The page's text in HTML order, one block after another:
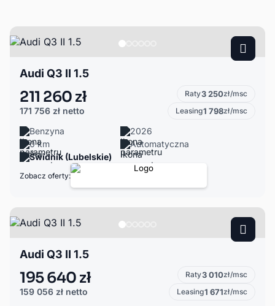
Audi Q3 II 1.5
211 260 zł
171 756 zł netto
Raty3 250zł/msc
Leasing1 798zł/msc
Benzyna
2026
0 km
Automatyczna
Świdnik (Lubelskie)
Zobacz oferty:
Audi Q3 II 1.5
195 640 zł
159 056 zł netto
Raty3 010zł/msc
Leasing1 671zł/msc